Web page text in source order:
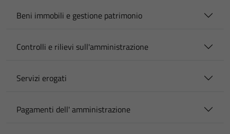
Beni immobili e gestione patrimonio
Controlli e rilievi sull'amministrazione
Servizi erogati
Pagamenti dell' amministrazione